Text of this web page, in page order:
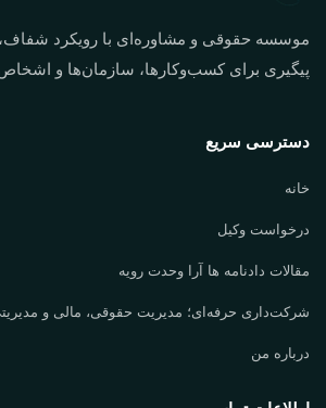
موسسه حقوقی و مشاوره‌ای با رویکرد شفاف،
پیگیری برای کسب‌وکارها، سازمان‌ها و
دسترسی سریع
خانه
درخواست وکیل
مقالات دادنامه ها آرا وحدت رویه
شرکت‌داری حرفه‌ای؛ مدیریت حقوقی، مالی و
درباره من